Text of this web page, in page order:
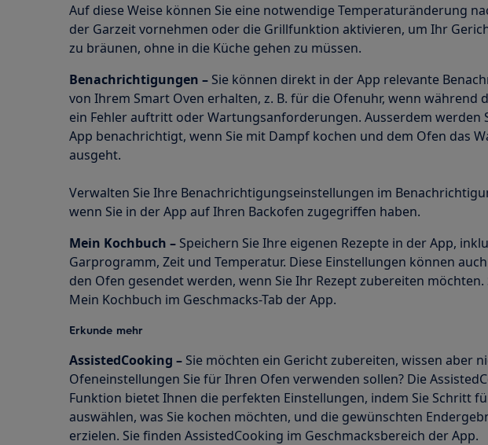
Auf diese Weise können Sie eine notwendige Temperaturänderung
der Garzeit vornehmen oder die Grillfunktion aktivieren, um Ihr
zu bräunen, ohne in die Küche gehen zu müssen.
Benachrichtigungen – Sie können direkt in der App relevante
von Ihrem Smart Oven erhalten, z. B. für die Ofenuhr, wenn während
ein Fehler auftritt oder Wartungsanforderungen. Ausserdem werden
App benachrichtigt, wenn Sie mit Dampf kochen und dem Ofen das
ausgeht.
Verwalten Sie Ihre Benachrichtigungseinstellungen im
wenn Sie in der App auf Ihren Backofen zugegriffen haben.
Mein Kochbuch – Speichern Sie Ihre eigenen Rezepte in der App,
Garprogramm, Zeit und Temperatur. Diese Einstellungen können
den Ofen gesendet werden, wenn Sie Ihr Rezept zubereiten möchten.
Mein Kochbuch im Geschmacks-Tab der App.
Erkunde mehr
AssistedCooking – Sie möchten ein Gericht zubereiten, wissen aber
Ofeneinstellungen Sie für Ihren Ofen verwenden sollen? Die
Funktion bietet Ihnen die perfekten Einstellungen, indem Sie Schritt
auswählen, was Sie kochen möchten, und die gewünschten
erzielen. Sie finden AssistedCooking im Geschmacksbereich der App.